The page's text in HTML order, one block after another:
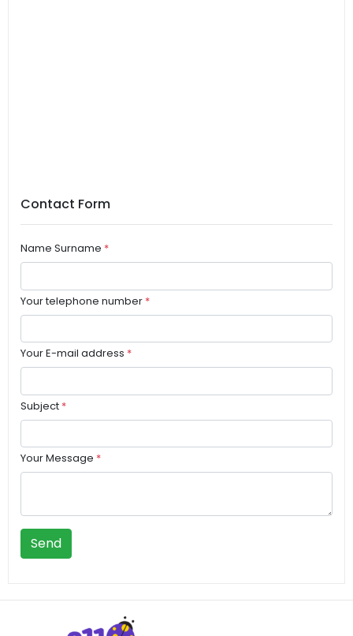
Contact Form
Name Surname *
Your telephone number *
Your E-mail address *
Subject *
Your Message *
Send